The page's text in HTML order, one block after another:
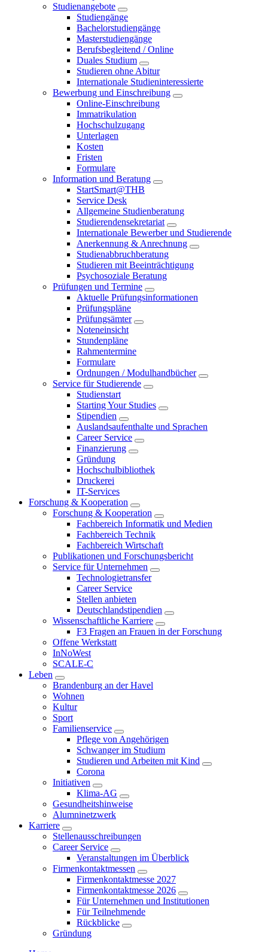
Studienangebote
Studiengänge
Bachelorstudiengänge
Masterstudiengänge
Berufsbegleitend / Online
Duales Studium
Studieren ohne Abitur
Internationale Studieninteressierte
Bewerbung und Einschreibung
Online-Einschreibung
Immatrikulation
Hochschulzugang
Unterlagen
Kosten
Fristen
Formulare
Information und Beratung
StartSmart@THB
Service Desk
Allgemeine Studienberatung
Studierendensekretariat
Internationale Bewerber und Studierende
Anerkennung & Anrechnung
Studienabbruchberatung
Studieren mit Beeinträchtigung
Psychosoziale Beratung
Prüfungen und Termine
Aktuelle Prüfungsinformationen
Prüfungspläne
Prüfungsämter
Noteneinsicht
Stundenpläne
Rahmentermine
Formulare
Ordnungen / Modulhandbücher
Service für Studierende
Studienstart
Starting Your Studies
Stipendien
Auslandsaufenthalte und Sprachen
Career Service
Finanzierung
Gründung
Hochschulbibliothek
Druckerei
IT-Services
Forschung & Kooperation
Forschung & Kooperation
Fachbereich Informatik und Medien
Fachbereich Technik
Fachbereich Wirtschaft
Publikationen und Forschungsbericht
Service für Unternehmen
Technologietransfer
Career Service
Stellen anbieten
Deutschlandstipendien
Wissenschaftliche Karriere
F3 Fragen an Frauen in der Forschung
Offene Werkstatt
InNoWest
SCALE-C
Leben
Brandenburg an der Havel
Wohnen
Kultur
Sport
Familienservice
Pflege von Angehörigen
Schwanger im Studium
Studieren und Arbeiten mit Kind
Corona
Initiativen
Klima-AG
Gesundheitshinweise
Alumninetzwerk
Karriere
Stellenausschreibungen
Career Service
Veranstaltungen im Überblick
Firmenkontaktmessen
Firmenkontaktmesse 2027
Firmenkontaktmesse 2026
Für Unternehmen und Institutionen
Für Teilnehmende
Rückblicke
Gründung